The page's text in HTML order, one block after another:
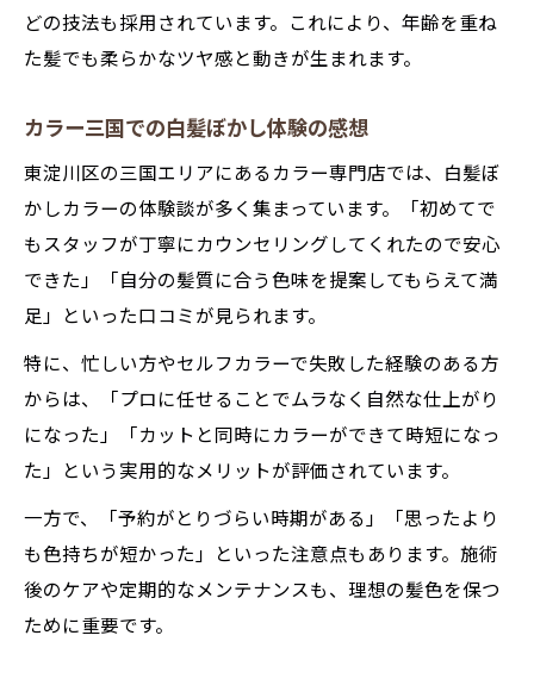
どの技法も採用されています。これにより、年齢を重ね
た髪でも柔らかなツヤ感と動きが生まれます。
カラー三国での白髪ぼかし体験の感想
東淀川区の三国エリアにあるカラー専門店では、白髪ぼ
かしカラーの体験談が多く集まっています。「初めてで
もスタッフが丁寧にカウンセリングしてくれたので安心
できた」「自分の髪質に合う色味を提案してもらえて満
足」といった口コミが見られます。
特に、忙しい方やセルフカラーで失敗した経験のある方
からは、「プロに任せることでムラなく自然な仕上がり
になった」「カットと同時にカラーができて時短になっ
た」という実用的なメリットが評価されています。
一方で、「予約がとりづらい時期がある」「思ったより
も色持ちが短かった」といった注意点もあります。施術
後のケアや定期的なメンテナンスも、理想の髪色を保つ
ために重要です。